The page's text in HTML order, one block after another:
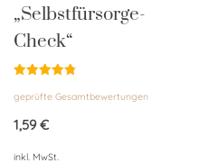
„Selbstfürsorge-
Check“
mit
von 5
geprüfte Gesamtbewertungen
1,59€
inkl. MwSt.